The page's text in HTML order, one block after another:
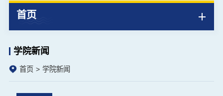
首页
学院新闻
首页 学院新闻